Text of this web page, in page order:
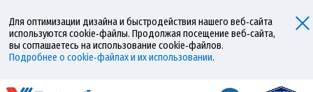
Для оптимизации дизайна и быстродействия нашего веб‑сайта
используются cookie‑файлы. Продолжая посещение веб‑сайта,
вы соглашаетесь на использование cookie‑файлов.
Подробнее о cookie‑файлах и их использовании.